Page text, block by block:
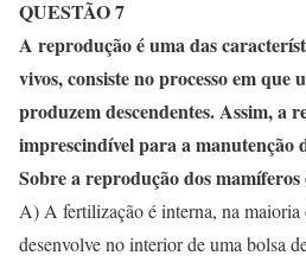
QUESTÃO 7
A reprodução é uma das
vivos, consiste no processo em que
produzem descendentes. Assim, a
imprescindível para a manutenção
Sobre a reprodução dos
A) A fertilização é interna, na maioria
desenvolve no interior de uma bolsa